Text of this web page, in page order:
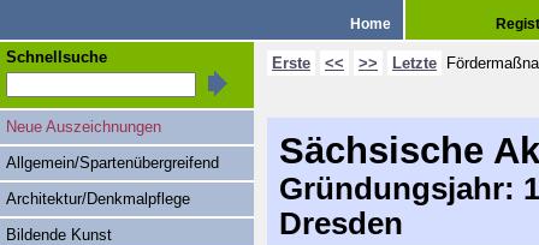
Home
Erste << >> Letzte
Sächsische
Gründungsjahr:
Dresden
Schnellsuche
Neue Auszeichnungen
Allgemein/Spartenübergreifend
Architektur/Denkmalpflege
Bildende Kunst